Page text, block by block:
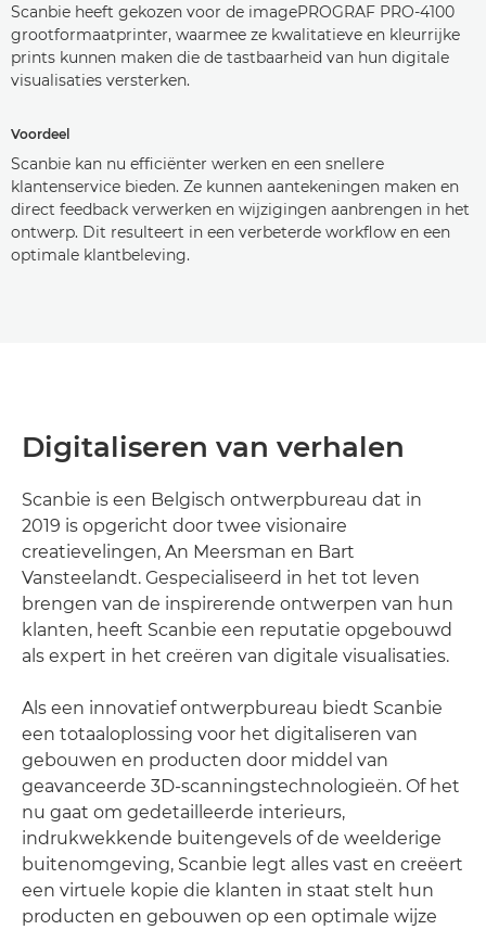
Scanbie heeft gekozen voor de imagePROGRAF PRO-4100
grootformaatprinter, waarmee ze kwalitatieve en kleurrijke
prints kunnen maken die de tastbaarheid van hun digitale
visualisaties versterken.
Voordeel
Scanbie kan nu efficiënter werken en een snellere
klantenservice bieden. Ze kunnen aantekeningen maken en
direct feedback verwerken en wijzigingen aanbrengen in het
ontwerp. Dit resulteert in een verbeterde workflow en een
optimale klantbeleving.
Digitaliseren van verhalen
Scanbie is een Belgisch ontwerpbureau dat in
2019 is opgericht door twee visionaire
creatievelingen, An Meersman en Bart
Vansteelandt. Gespecialiseerd in het tot leven
brengen van de inspirerende ontwerpen van hun
klanten, heeft Scanbie een reputatie opgebouwd
als expert in het creëren van digitale visualisaties.
Als een innovatief ontwerpbureau biedt Scanbie
een totaaloplossing voor het digitaliseren van
gebouwen en producten door middel van
geavanceerde 3D-scanningstechnologieën. Of het
nu gaat om gedetailleerde interieurs,
indrukwekkende buitengevels of de weelderige
buitenomgeving, Scanbie legt alles vast en creëert
een virtuele kopie die klanten in staat stelt hun
producten en gebouwen op een optimale wijze